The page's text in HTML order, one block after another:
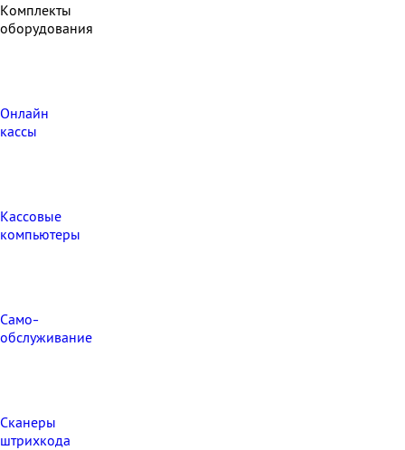
Комплекты
оборудования
Онлайн
кассы
Кассовые
компьютеры
Само-
обслуживание
Сканеры
штрихкода